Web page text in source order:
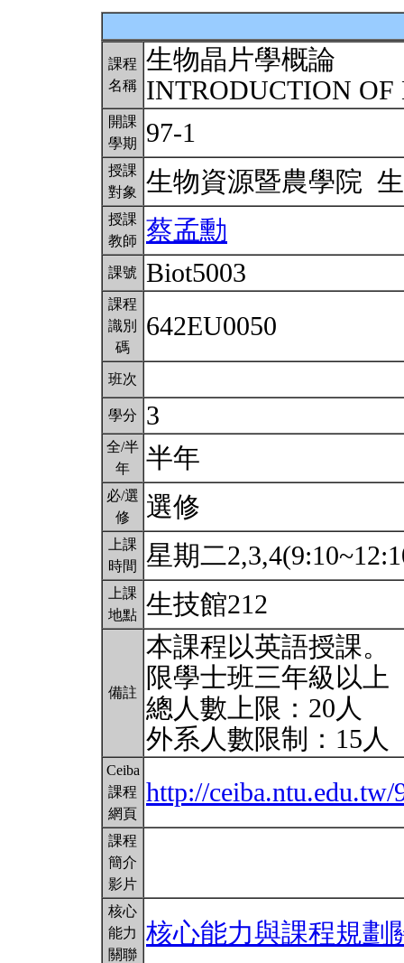
課程
名稱
生物晶片學概論
INTRODUCTION
開課
學期
97-1
授課
對象
生物資源暨農學院
授課
教師
蔡孟勳
課號 Biot5003
課程
識別
碼
642EU0050
班次
學分 3
全/半
年
半年
必/選
修
選修
上課
時間
星期二
上課
地點 生技館212
備註
本課程以英語授課。
限學士班三年級以上
總人數上限：20人
外系人數限制：15人
Ceiba
課程
網頁
http://ceiba.ntu.edu.tw/
課程
簡介
影片
核心
能力
關聯
核心能力與課程規劃